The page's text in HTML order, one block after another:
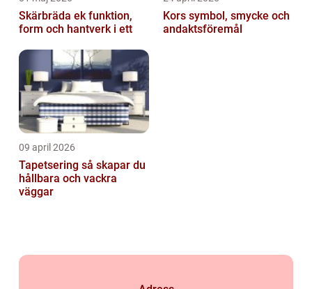
Skärbräda ek funktion,
form och hantverk i ett
Kors symbol, smycke och
andaktsföremål
09 april 2026
Tapetsering så skapar du
hållbara och vackra
väggar